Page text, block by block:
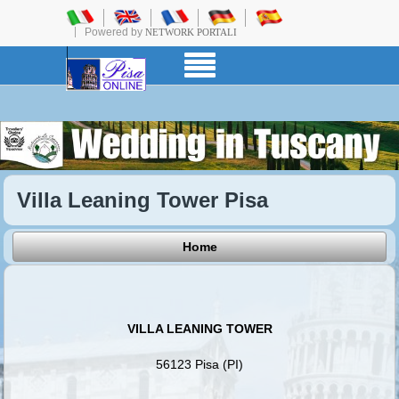
Powered by NETWORK PORTALI
Villa Leaning Tower Pisa
Home
VILLA LEANING TOWER
56123 Pisa (PI)